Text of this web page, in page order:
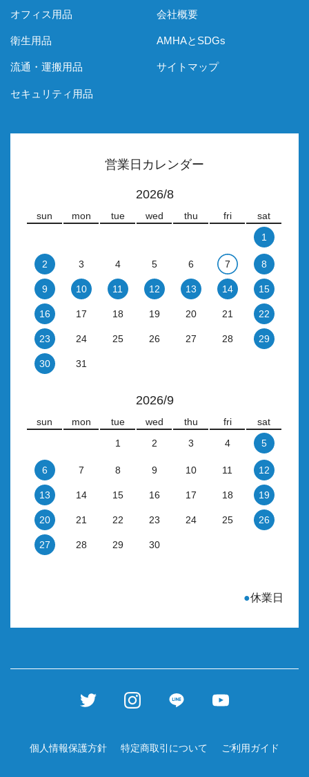
オフィス用品
衛生用品
流通・運搬用品
セキュリティ用品
会社概要
AMHAとSDGs
サイトマップ
営業日カレンダー
2026/8
sun mon tue wed thu fri
sat
1
2 3 4 5 6 7 8
9 10 11 12 13 14 15
16 17 18 19 20 21 22
23 24 25 26 27 28 29
30 31
2026/9
sun mon tue wed thu fri
sat
1
2 3 4 5
6 7 8 9 10 11 12
13 14 15 16 17 18 19
20 21 22 23 24 25 26
27 28 29 30
●休業日
個人情報保護方針 特定商取引について ご利用ガイド